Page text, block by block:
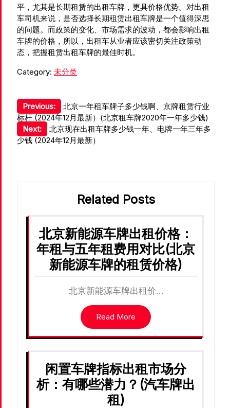
平，尤其是长期租赁的出租车牌，更具价格优势。对出租
车司机来说，是否选择长期租赁出租车牌是一个值得深思
的问题。而政策的变化、市场需求的波动，都会影响出租
车牌的价格，所以，出租车从业者应该密切关注政策动
态，把握租赁出租车牌的最佳时机。
Category: 未分类
文
章
导
Previous:
北京一年租车牌子多少钱啊、京牌租赁行业
标杆 (2024年12月最新）(北京租车牌2020年一年多少钱)
Next:
北京现在出租车牌多少钱一年、电牌一年三年多
少钱 (2024年12月最新）
Related Posts
北京新能源车牌出租价格：
年租与五年租费用对比(北京
新能源车牌的租赁价格)
北京新能源车牌出租价…
Read More
闲置车牌指标出租市场分
析：有哪些潜力？(汽车牌出
租)